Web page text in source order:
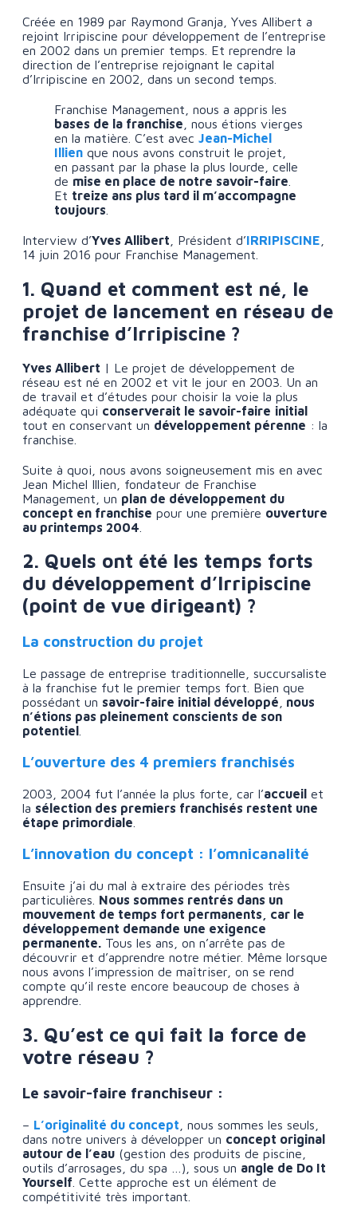
Créée en 1989 par Raymond Granja, Yves Allibert a
rejoint Irripiscine pour développement de l’entreprise
en 2002 dans un premier temps. Et reprendre la
direction de l’entreprise rejoignant le capital
d’Irripiscine en 2002, dans un second temps.
Franchise Management, nous a appris les
bases de la franchise , nous étions vierges
en la matière. C’est avec Jean-Michel
Illien que nous avons construit le projet,
en passant par la phase la plus lourde, celle
de mise en place de notre savoir-faire
Et treize ans plus tard il m’accompagne
toujours
Interview d’Yves Allibert , Président d’IRRIPISCINE
14 juin 2016 pour Franchise Management.
1. Quand et comment est né, le
projet de lancement en réseau de
franchise d’Irripiscine ?
Yves Allibert | Le projet de développement de
réseau est né en 2002 et vit le jour en 2003. Un an
de travail et d’études pour choisir la voie la plus
adéquate qui conserverait le savoir-faire initial
tout en conservant un développement pérenne : la
franchise.
Suite à quoi, nous avons soigneusement mis en avec
Jean Michel Illien, fondateur de Franchise
Management, un plan de développement du
concept en franchise pour une première ouverture
au printemps 2004
2. Quels ont été les temps forts
du développement d’Irripiscine
(point de vue dirigeant) ?
La construction du projet
Le passage de entreprise traditionnelle, succursaliste
à la franchise fut le premier temps fort. Bien que
possédant un savoir-faire initial développé
nous
n’étions pas pleinement conscients de son
potentiel
L’ouverture des 4 premiers franchisés
2003, 2004 fut l’année la plus forte, car l’accueil et
la sélection des premiers franchisés restent une
étape primordiale
L’innovation du concept : l’omnicanalité
Ensuite j’ai du mal à extraire des périodes très
particulières. Nous sommes rentrés dans un
mouvement de temps fort permanents, car le
développement demande une exigence
permanente. Tous les ans, on n’arrête pas de
découvrir et d’apprendre notre métier. Même lorsque
nous avons l’impression de maîtriser, on se rend
compte qu’il reste encore beaucoup de choses à
apprendre.
3. Qu’est ce qui fait la force de
votre réseau ?
Le savoir-faire franchiseur :
– L’originalité du concept , nous sommes les seuls,
dans notre univers à développer un concept original
autour de l’eau (gestion des produits de piscine,
outils d’arrosages, du spa …), sous un angle de Do It
Yourself . Cette approche est un élément de
compétitivité très important.